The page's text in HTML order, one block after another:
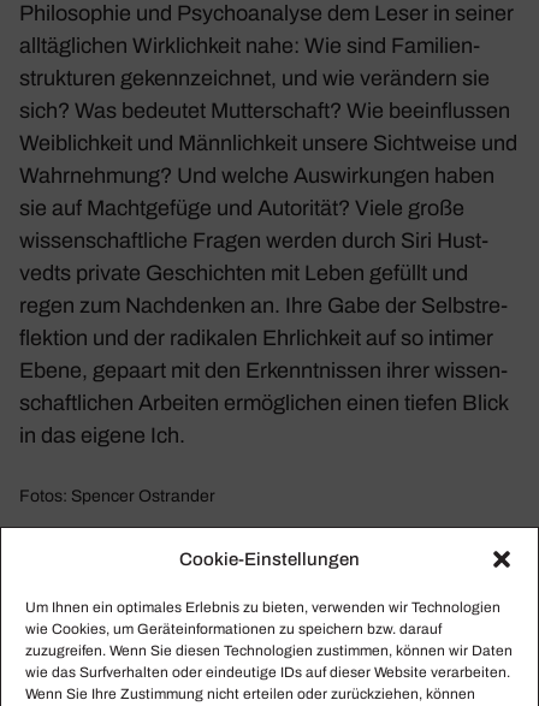
Cookie-Einstellungen
Um Ihnen ein optimales Erlebnis zu bieten, verwenden wir Technologien
wie Cookies, um Geräteinformationen zu speichern bzw. darauf
zuzugreifen. Wenn Sie diesen Technologien zustimmen, können wir Daten
wie das Surfverhalten oder eindeutige IDs auf dieser Website verarbeiten.
Wenn Sie Ihre Zustimmung nicht erteilen oder zurückziehen, können
Philo­so­phie und Psycho­ana­lyse dem Leser in seiner
alltäg­li­chen Wirk­lich­keit nahe: Wie sind Fami­li­en­
struk­turen gekenn­zeichnet, und wie verän­dern sie
sich? Was bedeutet Mutter­schaft? Wie beein­flussen
Weib­lich­keit und Männ­lich­keit unsere Sicht­weise und
Wahr­neh­mung? Und welche Auswir­kungen haben
sie auf Macht­ge­füge und Auto­rität? Viele große
wissen­schaft­liche Fragen werden durch Siri Hust­
vedts private Geschichten mit Leben gefüllt und
regen zum Nach­denken an. Ihre Gabe der Selbst­re­
flek­tion und der radi­kalen Ehrlich­keit auf so intimer
Ebene, gepaart mit den Erkennt­nissen ihrer wissen­
schaft­li­chen Arbeiten ermög­li­chen einen tiefen Blick
in das eigene Ich.
Fotos: Spencer Ostrander